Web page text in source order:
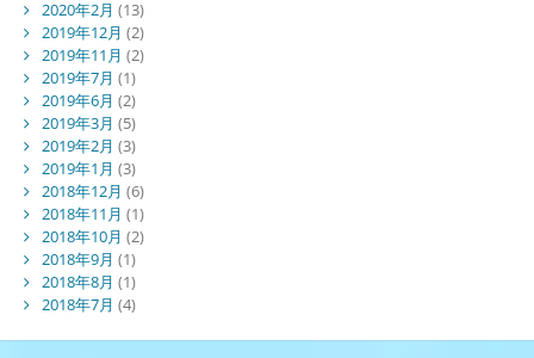
2020年2月 (13)
2019年12月 (2)
2019年11月 (2)
2019年7月 (1)
2019年6月 (2)
2019年3月 (5)
2019年2月 (3)
2019年1月 (3)
2018年12月 (6)
2018年11月 (1)
2018年10月 (2)
2018年9月 (1)
2018年8月 (1)
2018年7月 (4)